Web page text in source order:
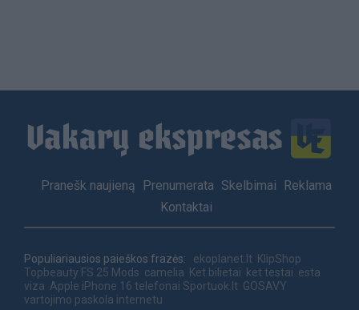
Footer
Pranešk naujieną Prenumerata Skelbimai
Reklama
Kontaktai
Populiariausios paieškos frazės: ekoplanet.lt KlipShop
Topbeauty FS 25 Mods camelia Ket bilietai ket testai esta
viza Apple iPhone 16 telefonai Sportuok.lt GOSAVY
vartojimo paskola internetu